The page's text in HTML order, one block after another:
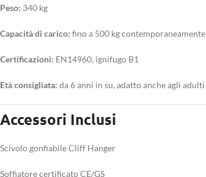
Peso: 340 kg
Capacità di carico: fino a 500 kg contemporaneamente
Certificazioni: EN14960, ignifugo B1
Età consigliata: da 6 anni in su, adatto anche agli adulti
Accessori Inclusi
Scivolo gonfiabile Cliff Hanger
Soffiatore certificato CE/GS